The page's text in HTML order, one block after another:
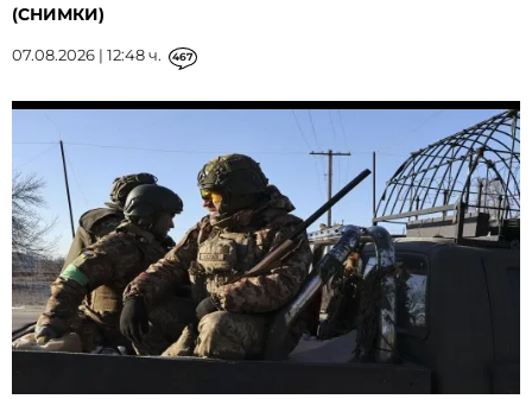
(СНИМКИ)
07.08.2026 | 12:48 ч. 467